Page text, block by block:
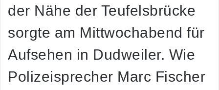
der Nähe der Teufelsbrücke
sorgte am Mittwochabend für
Aufsehen in Dudweiler. Wie
Polizeisprecher Marc Fischer